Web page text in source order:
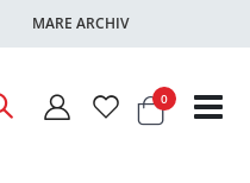
MARE ARCHIV
Warenkorb
0Artikel